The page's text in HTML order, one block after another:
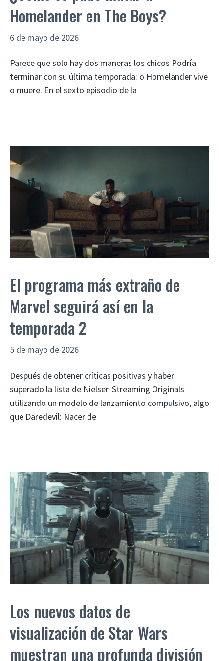
Homelander en The Boys?
6 de mayo de 2026
Parece que solo hay dos maneras los chicos Podría
terminar con su última temporada: o Homelander vive
o muere. En el sexto episodio de la
El programa más extraño de
Marvel seguirá así en la
temporada 2
5 de mayo de 2026
Después de obtener críticas positivas y haber
superado la lista de Nielsen Streaming Originals
utilizando un modelo de lanzamiento compulsivo, algo
que Daredevil: Nacer de
Los nuevos datos de
visualización de Star Wars
muestran una profunda división